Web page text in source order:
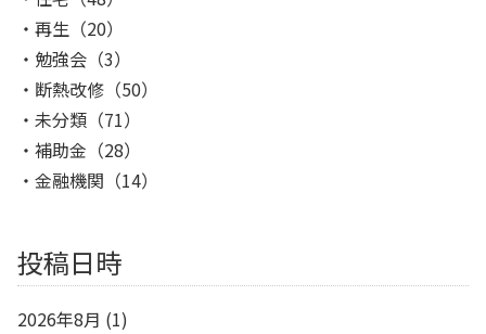
再生 （20）
勉強会 （3）
断熱改修 （50）
未分類 （71）
補助金 （28）
金融機関 （14）
投稿日時
2026年8月 (1)